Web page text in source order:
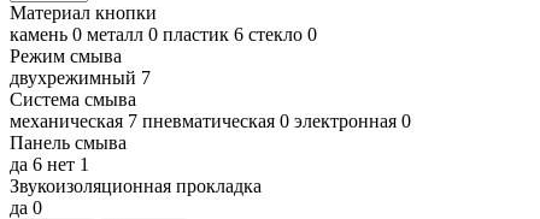
Материал кнопки
камень 0 металл 0 пластик 6 стекло 0
Режим смыва
двухрежимный 7
Система смыва
механическая 7 пневматическая 0 электронная 0
Панель смыва
да 6 нет 1
Звукоизоляционная прокладка
да 0